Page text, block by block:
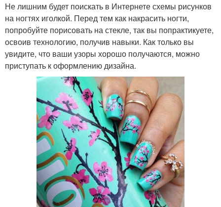
Не лишним будет поискать в Интернете схемы рисунков
на ногтях иголкой. Перед тем как накрасить ногти,
попробуйте порисовать на стекле, так вы попрактикуете,
освоив технологию, получив навыки. Как только вы
увидите, что ваши узоры хорошо получаются, можно
приступать к оформлению дизайна.